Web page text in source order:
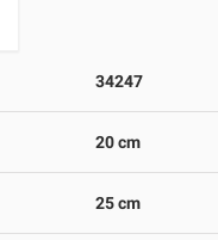
34247
20 cm
25 cm